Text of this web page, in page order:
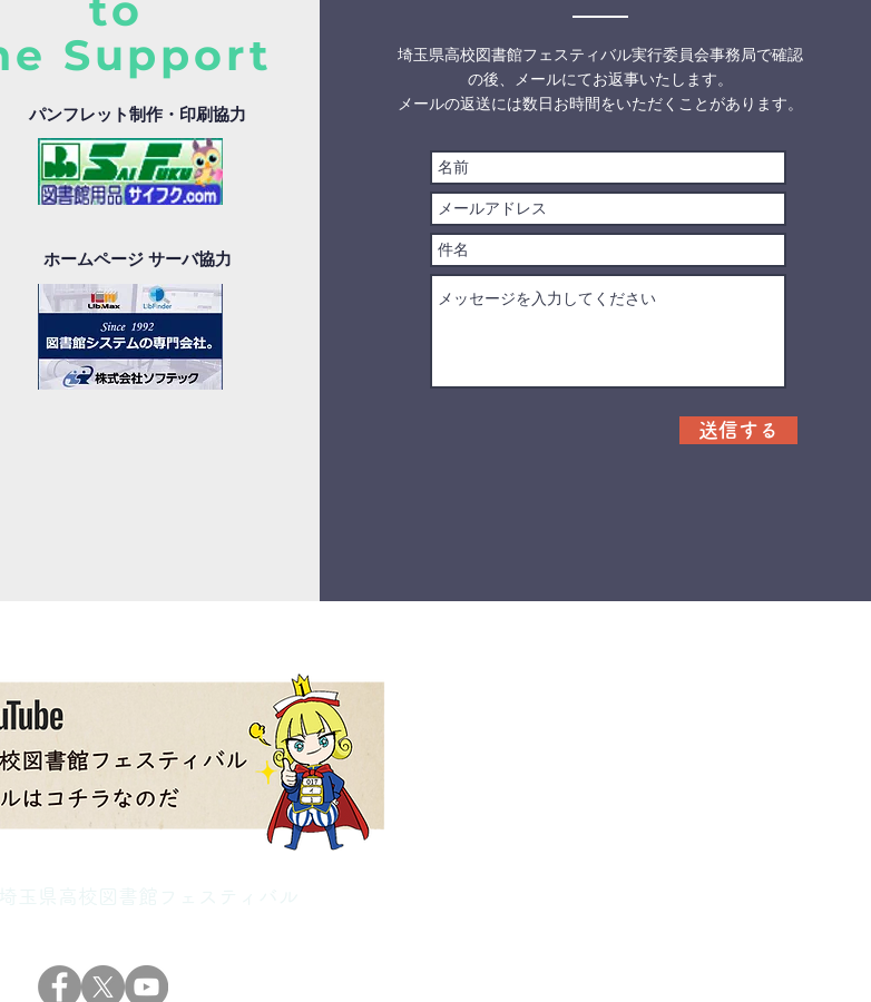
to
Support
パンフレット制作・印刷協力
ホームページ サーバ協力
埼玉県高校図書館フェスティバル実行委員会事務局で確認
の後、メールにてお返事いたします。
メールの返送には数日お時間をいただくことがあります。
送信する